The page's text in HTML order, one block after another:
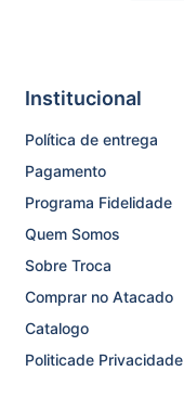
Institucional
Política de entrega
Pagamento
Programa Fidelidade
Quem Somos
Sobre Troca
Comprar no Atacado
Catalogo
Politicade Privacidade